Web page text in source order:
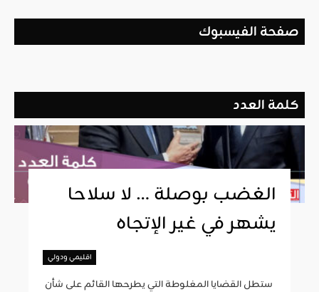
صفحة الفيسبوك
كلمة العدد
الغضب بوصلة … لا سلاحا
يشهر في غير الإتجاه
اقليمي ودولي